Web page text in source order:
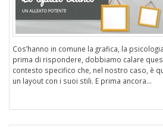
Cos’hanno in comune la grafica, la
prima di rispondere, dobbiamo calare
contesto specifico che, nel nostro caso, è
un layout con i suoi stili. E prima ancora...